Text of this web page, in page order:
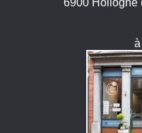
6900 Hollogne